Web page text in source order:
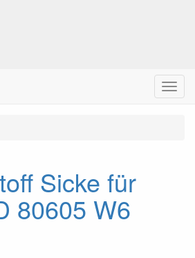
Menu
Sicke für
80605 W6